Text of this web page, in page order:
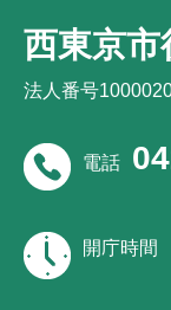
西東京市
法人番号
電話
開庁時間